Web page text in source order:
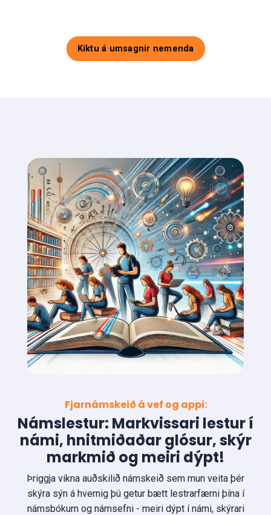
Kíktu á umsagnir nemenda
Fjarnámskeið á vef og appi:
Námslestur: Markvissari lestur í
námi, hnitmiðaðar glósur, skýr
markmið og meiri dýpt!
Þriggja vikna auðskilið námskeið sem mun veita þér
skýra sýn á hvernig þú getur bætt lestrarfærni þína í
námsbókum og námsefni - meiri dýpt í námi, skýrari